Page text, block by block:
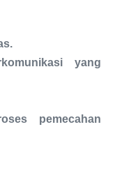
yang
pemecahan